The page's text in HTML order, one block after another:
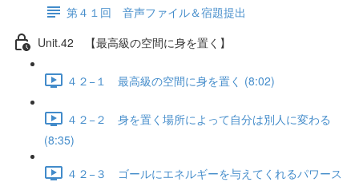
第４１回 音声ファイル＆宿題提出
Unit.42 【最高級の空間に身を置く】
４２−１ 最高級の空間に身を置く (8:02)
４２−２ 身を置く場所によって自分は別人に変わる
(8:35)
４２−３ ゴールにエネルギーを与えてくれるパワース